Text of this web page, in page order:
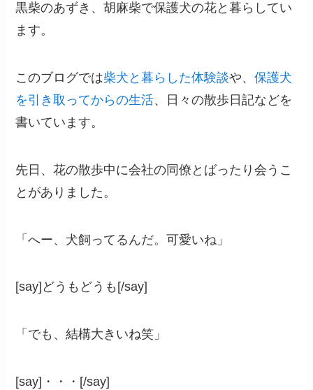
黒柴のあずき、胡麻柴で保護犬の花と暮らしてい
ます。
このブログでは柴犬と暮らした体験談や、保護犬
を引き取ってからの生活、日々の散歩日記などを
書いています。
先日、花の散歩中に会社の同僚とばったり会うこ
とがありました。
「へー、犬飼ってるんだ。可愛いね」
[say]どうもどうも[/say]
「でも、結構大きいね笑」
[say]・・・[/say]